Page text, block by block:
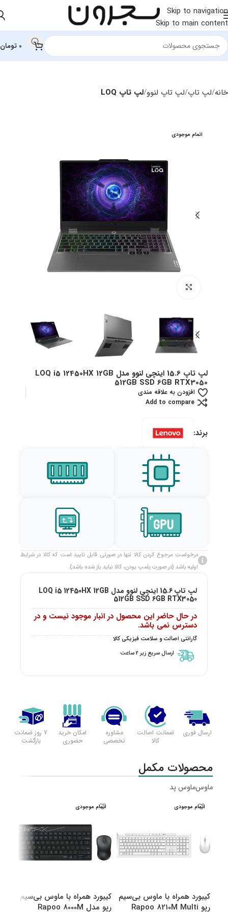
Skip to navigation
Skip to main content
0 تومان
خانه لپ تاپ لپ‌ تاپ لنوو لپ تاپ LOQ
اتمام موجودی
لپ تاپ 15.6 اینچی لنوو مدل LOQ i5 12450HX 12GB
512GB SSD 6GB RTX3050
افزودن به علاقه مندی
Add to compare
برند:
درخواست مرجوع کردن کالا تنها در صورتی قابل تایید است که کالا در شرایط
اولیه باشد (در صورت پلمپ بودن، کالا نباید باز شده باشد).
لپ تاپ 15.6 اینچی لنوو مدل LOQ i5 12450HX 12GB
512GB SSD 6GB RTX3050
در حال حاضر این محصول در انبار موجود نیست و در
دسترس نمی باشد.
گارانتی اصالت و سلامت فیزیکی کالا
ارسال سریع زیر 2 ساعت
ارسال فوری
ضمانت اصالت
کالا
مشاوره
تخصصی
امکان خرید
حضوری
7 روز ضمانت
بازگشت
محصولات مکمل
ماوسماوس پد
اتمام موجودی
کیبورد همراه با ماوس بی‌سیم
رپو Rapoo 8210M Multi
اتمام موجودی
کیبورد همراه با ماوس بی‌سیم
رپو مدل Rapoo 8000M